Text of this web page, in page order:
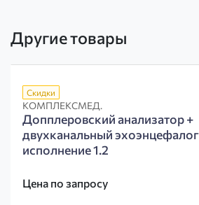
Другие товары
Скидки
КОМПЛЕКСМЕД.
Допплеровский анализатор +
двухканальный
исполнение 1.2
Цена по запросу